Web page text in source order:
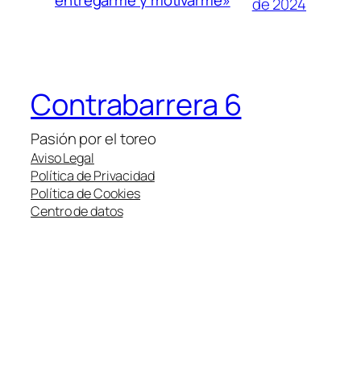
Contrabarrera 6
Pasión por el toreo
Aviso Legal
Política de Privacidad
Política de Cookies
Centro de datos